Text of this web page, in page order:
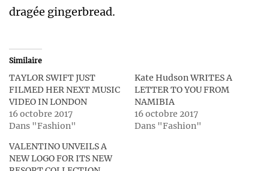
dragée gingerbread.
Similaire
TAYLOR SWIFT JUST
FILMED HER NEXT MUSIC
VIDEO IN LONDON
16 octobre 2017
Dans "Fashion"
Kate Hudson WRITES A
LETTER TO YOU FROM
NAMIBIA
16 octobre 2017
Dans "Fashion"
VALENTINO UNVEILS A
NEW LOGO FOR ITS NEW